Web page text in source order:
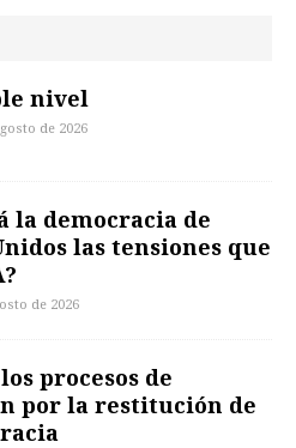
nivel
de 2026
la democracia de
las tensiones que
de 2026
procesos de
por la restitución de